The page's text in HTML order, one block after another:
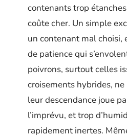
contenants trop
coûte cher. Un simple
un contenant mal choisi,
de patience qui
poivrons, surtout celles
croisements hybrides,
leur descendance joue
l’imprévu, et trop
rapidement inertes.